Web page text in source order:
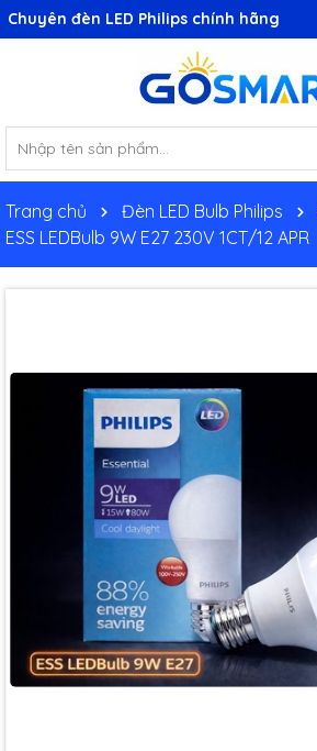
Chuyên đèn LED Philips chính hãng
Trang chủ Đèn LED Bulb Philips
ESS LEDBulb 9W E27 230V 1CT/12 APR